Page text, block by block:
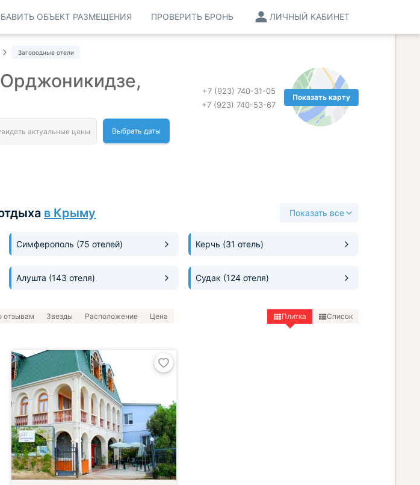
ЛИЧНЫЙ КАБИНЕТ
ПРОВЕРИТЬ БРОНЬ
ОБЪЕКТ РАЗМЕЩЕНИЯ
Загородные отели
Показать карту
+7 (923) 740-31-05
+7 (923) 740-53-67
Выбрать даты
в Крыму Показать все
Симферополь (75 отелей) Керчь (31 отель)
Алушта (143 отеля) Судак (124 отеля)
отзывам Звезды Расположение Цена Плитка Список